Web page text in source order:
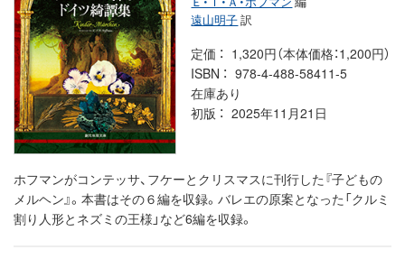
遠山明子訳
定価
1,320円（本体価格：1,200円）
ISBN
978-4-488-58411-5
在庫あり
初版
2025年11月21日
ホフマンがコンテッサ、フケーとクリスマスに刊行した『子どもの
メルヘン』。本書はその６編を収録。バレエの原案となった「クルミ
割り人形とネズミの王様」など6編を収録。